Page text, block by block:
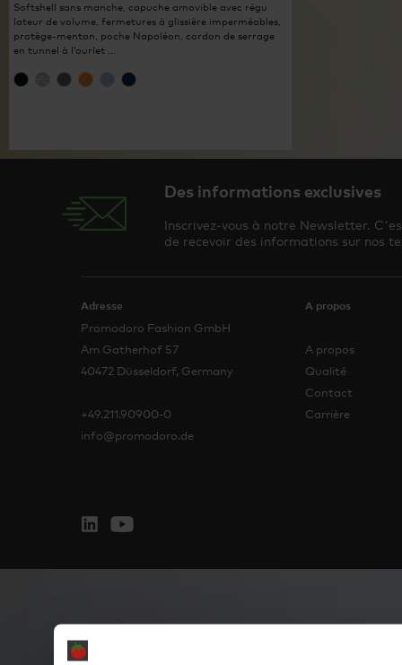
Softshell sans manche, capuche amovible avec régu
lateur de volume, fermetures à glissière imperméables,
protège-menton, poche Napoléon, cordon de serrage
en tunnel à l’ourlet ...
Des informations exclusives
Inscrivez-vous à notre Newsletter.
de recevoir des informations sur nos
Adresse
Promodoro Fashion GmbH
Am Gatherhof 57
40472 Düsseldorf, Germany
+49.211.90900-0
info@promodoro.de
A propos
A propos
Qualité
Contact
Carrière